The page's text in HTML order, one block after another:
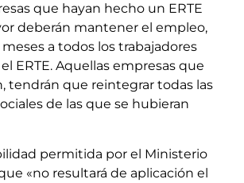
que hayan hecho un ERTE
deberán mantener el empleo,
meses a todos los trabajadores
ERTE. Aquellas empresas que
tendrán que reintegrar todas las
de las que se hubieran
permitida por el Ministerio
«no resultará de aplicación el